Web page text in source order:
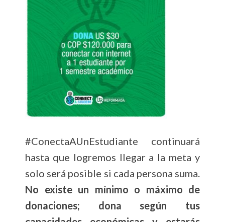
#ConectaAUnEstudiante continuará
hasta que logremos llegar a la meta y
solo será posible si cada persona suma.
No existe un mínimo o máximo de
donaciones; dona según tus